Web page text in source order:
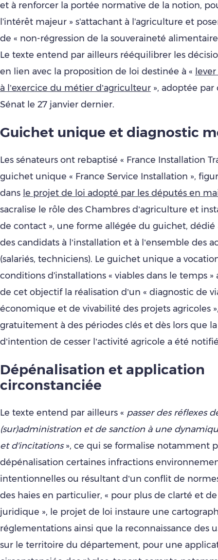
et à renforcer la portée normative de la notion,
l'intérêt majeur » s'attachant à l'agriculture et
de « non-régression de la souveraineté
Le texte entend par ailleurs rééquilibrer les
en lien avec la proposition de loi destinée à «
à l’exercice du métier d’agriculteur », adoptée
Sénat le 27 janvier dernier.
Guichet unique et diagnostic
Les sénateurs ont rebaptisé « France Installation
guichet unique « France Service Installation »,
dans le projet de loi adopté par les députés en
sacralise le rôle des Chambres d’agriculture et
de contact », une forme allégée du guichet,
des candidats à l’installation et à l’ensemble des
(salariés, techniciens). Le guichet unique a
conditions d'installations « viables dans le temps »
de cet objectif la réalisation d’un « diagnostic de
économique et de vivabilité des projets agricoles
gratuitement à des périodes clés et dès lors que
d’intention de cesser l’activité agricole a été
Dépénalisation et application
circonstanciée
Le texte entend par ailleurs « passer des réflexes
(sur)administration et de sanction à une
et d'incitations», ce qui se formalise notamment
dépénalisation certaines infractions
intentionnelles ou résultant d’un conflit de
des haies en particulier, « pour plus de clarté et
juridique », le projet de loi instaure une
réglementations ainsi que la reconnaissance des
sur le territoire du département, pour une